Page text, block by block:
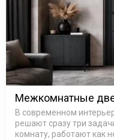
Межкомнатные
В современном
решают сразу три
комнату, работают как